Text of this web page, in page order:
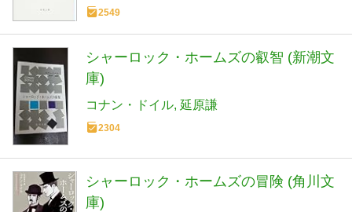
2549
シャーロック・ホームズの叡智 (新潮文
庫)
コナン・ドイル 延原謙
2304
シャーロック・ホームズの冒険 (角川文
庫)